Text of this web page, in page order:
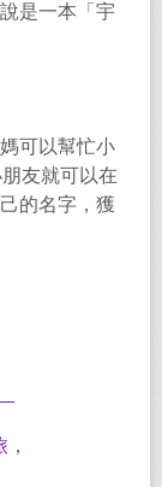
是一本「宇
可以幫忙小
友就可以在
的名字，獲